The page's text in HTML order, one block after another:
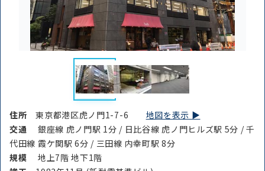
住所東京都港区虎ノ門1-7-6 地図を表示 ▶︎
交通
銀座線 虎ノ門駅 1分 / 日比谷線 虎ノ門ヒルズ駅 5分 / 千
代田線 霞ケ関駅 6分 / 三田線 内幸町駅 8分
規模
地上7階 地下1階